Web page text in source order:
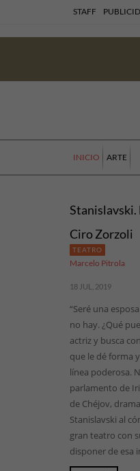
STAFF
INICIO ARTE
Stanislavski.
Ciro Zorzoli
TEATRO
Marcelo Pitrola
18 JUL, 2019
“Seré una
no hay. ¿Qué
actriz y busca
que le dé forma
línea poderosa.
parlamento de
de Chéjov,
Stanislavski al
gran teatro con
disponer de esa